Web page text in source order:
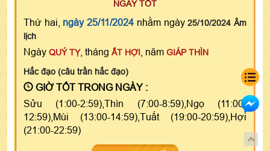
NGÀY TỐT
Thứ hai, ngày 25/11/2024 nhằm ngày25/10/2024 Âm
lịch
Ngày QUÝ TỴ, tháng ẤT HỢI , năm GIÁP THÌN
Hắc đạo (câu trần hắc đạo)
GIỜ TỐT TRONG NGÀY :
Sửu (1:00-2:59),Thìn (7:00-8:59),Ngọ (11:00-
12:59),Mùi (13:00-14:59),Tuất (19:00-20:59),Hợi
(21:00-22:59)